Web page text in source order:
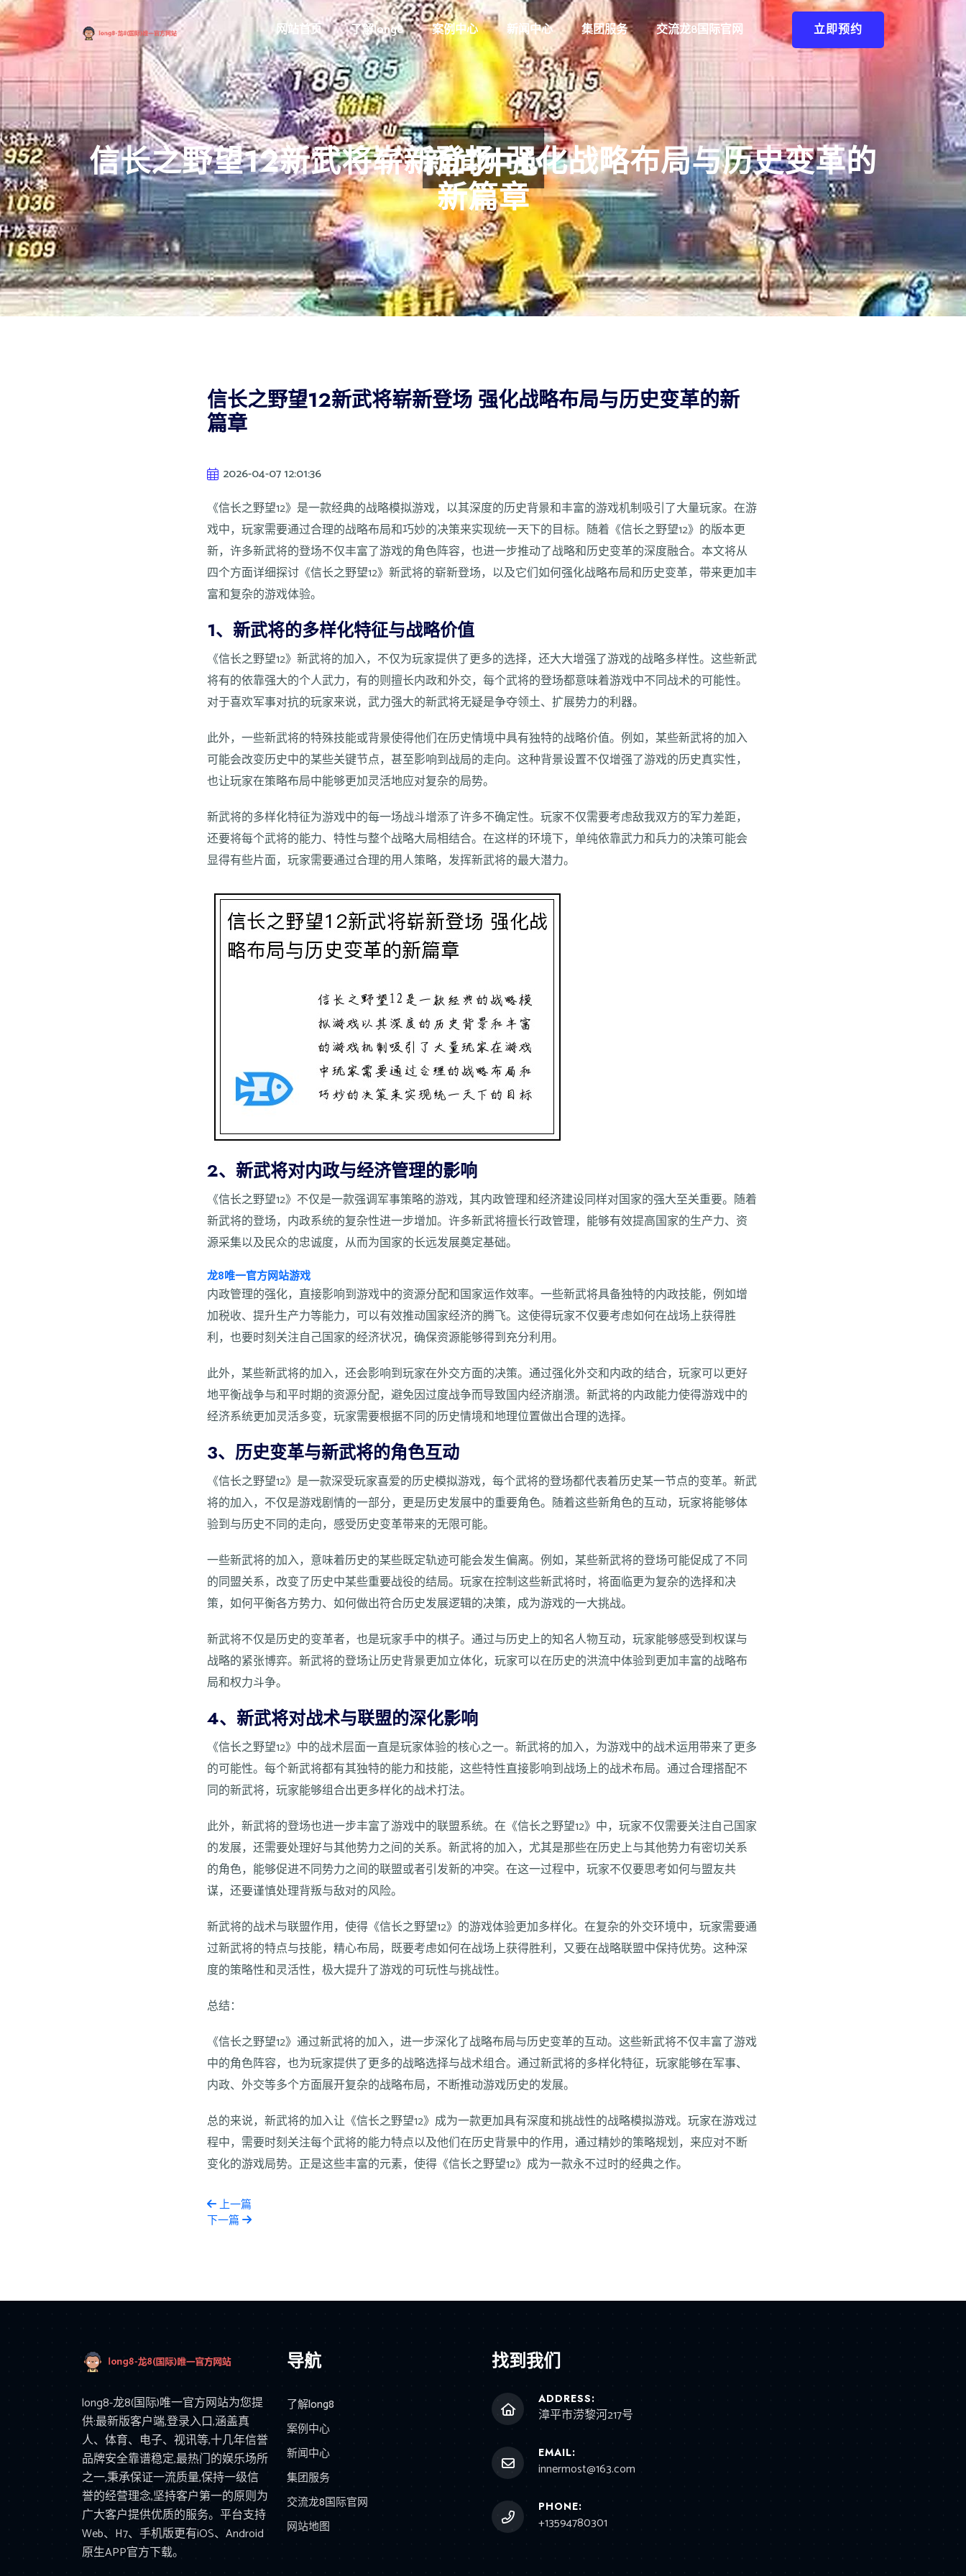
立即预约
网站首页 了解long8 案例中心 新闻中心 集团服务 交流龙8国际官网
信长之野望12新武将崭新登场 强化战略布局与历史变革的
新篇章
信长之野望12新武将崭新登场 强化战略布局与历史变革的新
篇章
2026-04-07 12:01:36
《信长之野望12》是一款经典的战略模拟游戏，以其深度的历史背景和丰富的游戏机制吸引了大量玩家。在游
戏中，玩家需要通过合理的战略布局和巧妙的决策来实现统一天下的目标。随着《信长之野望12》的版本更
新，许多新武将的登场不仅丰富了游戏的角色阵容，也进一步推动了战略和历史变革的深度融合。本文将从
四个方面详细探讨《信长之野望12》新武将的崭新登场，以及它们如何强化战略布局和历史变革，带来更加丰
富和复杂的游戏体验。
1、新武将的多样化特征与战略价值
《信长之野望12》新武将的加入，不仅为玩家提供了更多的选择，还大大增强了游戏的战略多样性。这些新武
将有的依靠强大的个人武力，有的则擅长内政和外交，每个武将的登场都意味着游戏中不同战术的可能性。
对于喜欢军事对抗的玩家来说，武力强大的新武将无疑是争夺领土、扩展势力的利器。
此外，一些新武将的特殊技能或背景使得他们在历史情境中具有独特的战略价值。例如，某些新武将的加入
可能会改变历史中的某些关键节点，甚至影响到战局的走向。这种背景设置不仅增强了游戏的历史真实性，
也让玩家在策略布局中能够更加灵活地应对复杂的局势。
新武将的多样化特征为游戏中的每一场战斗增添了许多不确定性。玩家不仅需要考虑敌我双方的军力差距，
还要将每个武将的能力、特性与整个战略大局相结合。在这样的环境下，单纯依靠武力和兵力的决策可能会
显得有些片面，玩家需要通过合理的用人策略，发挥新武将的最大潜力。
2、新武将对内政与经济管理的影响
《信长之野望12》不仅是一款强调军事策略的游戏，其内政管理和经济建设同样对国家的强大至关重要。随着
新武将的登场，内政系统的复杂性进一步增加。许多新武将擅长行政管理，能够有效提高国家的生产力、资
源采集以及民众的忠诚度，从而为国家的长远发展奠定基础。
龙8唯一官方网站游戏
内政管理的强化，直接影响到游戏中的资源分配和国家运作效率。一些新武将具备独特的内政技能，例如增
加税收、提升生产力等能力，可以有效推动国家经济的腾飞。这使得玩家不仅要考虑如何在战场上获得胜
利，也要时刻关注自己国家的经济状况，确保资源能够得到充分利用。
此外，某些新武将的加入，还会影响到玩家在外交方面的决策。通过强化外交和内政的结合，玩家可以更好
地平衡战争与和平时期的资源分配，避免因过度战争而导致国内经济崩溃。新武将的内政能力使得游戏中的
经济系统更加灵活多变，玩家需要根据不同的历史情境和地理位置做出合理的选择。
3、历史变革与新武将的角色互动
《信长之野望12》是一款深受玩家喜爱的历史模拟游戏，每个武将的登场都代表着历史某一节点的变革。新武
将的加入，不仅是游戏剧情的一部分，更是历史发展中的重要角色。随着这些新角色的互动，玩家将能够体
验到与历史不同的走向，感受历史变革带来的无限可能。
一些新武将的加入，意味着历史的某些既定轨迹可能会发生偏离。例如，某些新武将的登场可能促成了不同
的同盟关系，改变了历史中某些重要战役的结局。玩家在控制这些新武将时，将面临更为复杂的选择和决
策，如何平衡各方势力、如何做出符合历史发展逻辑的决策，成为游戏的一大挑战。
新武将不仅是历史的变革者，也是玩家手中的棋子。通过与历史上的知名人物互动，玩家能够感受到权谋与
战略的紧张博弈。新武将的登场让历史背景更加立体化，玩家可以在历史的洪流中体验到更加丰富的战略布
局和权力斗争。
4、新武将对战术与联盟的深化影响
《信长之野望12》中的战术层面一直是玩家体验的核心之一。新武将的加入，为游戏中的战术运用带来了更多
的可能性。每个新武将都有其独特的能力和技能，这些特性直接影响到战场上的战术布局。通过合理搭配不
同的新武将，玩家能够组合出更多样化的战术打法。
此外，新武将的登场也进一步丰富了游戏中的联盟系统。在《信长之野望12》中，玩家不仅需要关注自己国家
的发展，还需要处理好与其他势力之间的关系。新武将的加入，尤其是那些在历史上与其他势力有密切关系
的角色，能够促进不同势力之间的联盟或者引发新的冲突。在这一过程中，玩家不仅要思考如何与盟友共
谋，还要谨慎处理背叛与敌对的风险。
新武将的战术与联盟作用，使得《信长之野望12》的游戏体验更加多样化。在复杂的外交环境中，玩家需要通
过新武将的特点与技能，精心布局，既要考虑如何在战场上获得胜利，又要在战略联盟中保持优势。这种深
度的策略性和灵活性，极大提升了游戏的可玩性与挑战性。
总结：
《信长之野望12》通过新武将的加入，进一步深化了战略布局与历史变革的互动。这些新武将不仅丰富了游戏
中的角色阵容，也为玩家提供了更多的战略选择与战术组合。通过新武将的多样化特征，玩家能够在军事、
内政、外交等多个方面展开复杂的战略布局，不断推动游戏历史的发展。
总的来说，新武将的加入让《信长之野望12》成为一款更加具有深度和挑战性的战略模拟游戏。玩家在游戏过
程中，需要时刻关注每个武将的能力特点以及他们在历史背景中的作用，通过精妙的策略规划，来应对不断
变化的游戏局势。正是这些丰富的元素，使得《信长之野望12》成为一款永不过时的经典之作。
上一篇
下一篇
long8-龙8(国际)唯一官方网站为您提
供:最新版客户端,登录入口,涵盖真
人、体育、电子、视讯等,十几年信誉
品牌安全靠谱稳定,最热门的娱乐场所
之一,秉承保证一流质量,保持一级信
誉的经营理念,坚持客户第一的原则为
广大客户提供优质的服务。平台支持
Web、H7、手机版更有iOS、Android
原生APP官方下载。
导航
了解long8
案例中心
新闻中心
集团服务
交流龙8国际官网
网站地图
找到我们
ADDRESS:
漳平市涝黎河217号
EMAIL:
innermost@163.com
PHONE:
+13594780301